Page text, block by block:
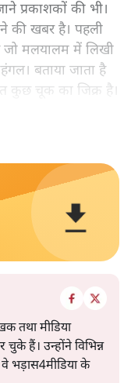
प्रकाशकों की भी।
की खबर है। पहली
जो मलयालम में लिखी
बताया जाता है
कुछ चूक का जिक्र है।
तथा मीडिया
हैं। उन्होंने विभिन्न
भड़ास4मीडिया के